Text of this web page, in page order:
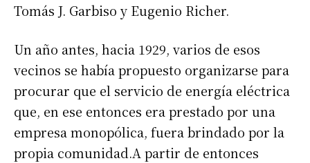
Tomás J. Garbiso y Eugenio Richer.
Un año antes, hacia 1929, varios de esos
vecinos se había propuesto organizarse para
procurar que el servicio de energía eléctrica
que, en ese entonces era prestado por una
empresa monopólica, fuera brindado por la
propia comunidad.A partir de entonces